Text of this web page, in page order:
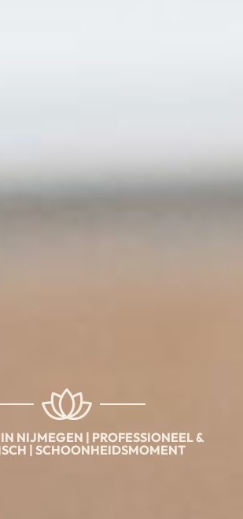
NIJMEGEN | PROFESSIONEEL &
| SCHOONHEIDSMOMENT